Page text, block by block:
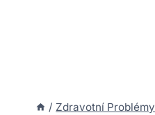
/ Zdravotní Problémy